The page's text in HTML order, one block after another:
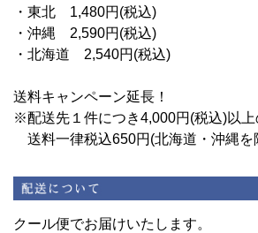
・東北 1,480円(税込)
・沖縄 2,590円(税込)
・北海道 2,540円(税込)
送料キャンペーン延長！
※配送先１件につき4,000円(税込)以上
送料一律税込650円(北海道・沖縄を
クール便でお届けいたします。